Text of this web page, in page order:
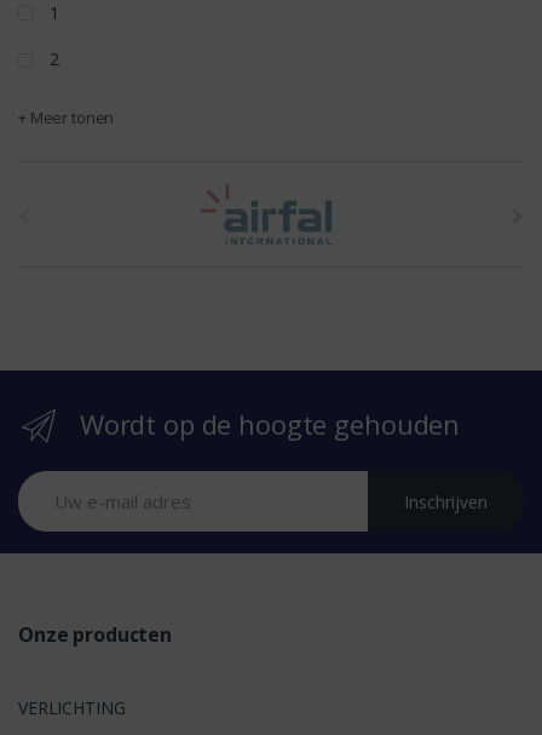
1
2
+ Meer tonen
r
Wordt op de hoogte gehouden
Inschrijven
Onze producten
VERLICHTING